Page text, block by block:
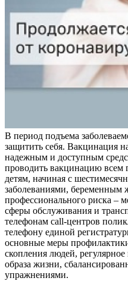
В период подъема
защитить себя. Вакцинация
надежным и доступным
проводить вакцинацию всем
детям, начиная с
заболеваниями,
профессионального риска –
сферы обслуживания и
телефонам call-центров
телефону единой
основные меры
скопления людей,
образа жизни,
упражнениями.